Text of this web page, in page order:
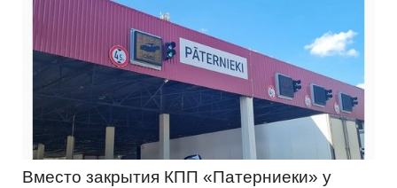
Вместо закрытия КПП «Патерниеки» у